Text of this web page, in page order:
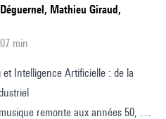
Mathieu Giraud,
min
Intelligence Artificielle : de la
remonte aux années 50, ce